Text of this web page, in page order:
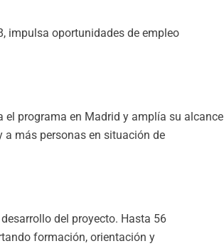
impulsa oportunidades de empleo
el programa en Madrid y amplía su alcance
a más personas en situación de
del proyecto. Hasta 56
formación, orientación y